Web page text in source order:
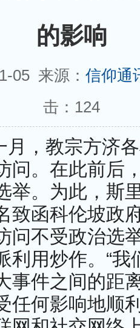
的影响
05 来源： 信仰通
击： 124
月，教宗方济
问。在此前后
举。为此，斯
致函科伦坡政
问不受政治选
利用炒作。“我
事件之间的距
任何影响地顺